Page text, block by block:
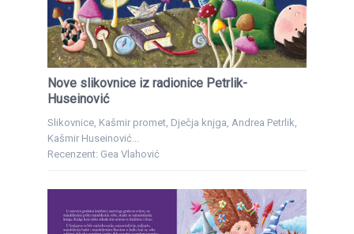
Nove slikovnice iz radionice Petrlik-
Huseinović
Slikovnice, Kašmir promet, Dječja knjga, Andrea Petrlik,
Kašmir Huseinović...
Recenzent: Gea Vlahović